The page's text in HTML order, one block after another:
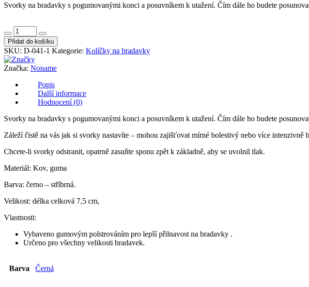
Svorky na bradavky s pogumovanými konci a posuvníkem k utažení. Čím dále ho budete
Svorky
na
bradavky
s
posuvníkem
černé
množství
Přidat do košíku
SKU: D-041-1 Kategorie: Kolíčky na bradavky
Značka: Noname
Popis
Další informace
Hodnocení (0)
Svorky na bradavky s pogumovanými konci a posuvníkem k utažení. Čím dále ho budete
Záleží čistě na vás jak si svorky nastavíte – mohou zajišťovat mírné bolestivý nebo více intenzivně
Chcete-li svorky odstranit, opatrně zasuňte sponu zpět k základně, aby se uvolnil tlak.
Materiál: Kov, guma
Barva: černo – stříbrná.
Velikost: délka celková 7,5 cm,
Vlastnosti:
Vybaveno gumovým polstrováním pro lepší přilnavost na bradavky .
Určeno pro všechny velikosti bradavek.
Barva Černá